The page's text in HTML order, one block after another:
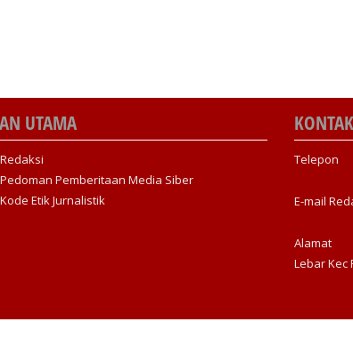
UTAMA
Redaksi
Pedoman Pemberitaan Media Siber
Kode Etik Jurnalistik
Telepon
E-mail
Alamat :
Lebar Kec